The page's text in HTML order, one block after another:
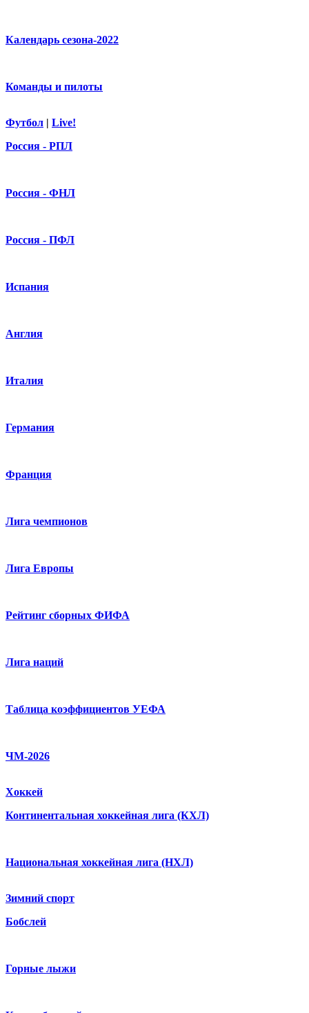
Календарь сезона-2022
Команды и пилоты
Футбол | Live!
Россия - РПЛ
Россия - ФНЛ
Россия - ПФЛ
Испания
Англия
Италия
Германия
Франция
Лига чемпионов
Лига Европы
Рейтинг сборных ФИФА
Лига наций
Таблица коэффициентов УЕФА
ЧМ-2026
Хоккей
Континентальная хоккейная лига (КХЛ)
Национальная хоккейная лига (НХЛ)
Зимний спорт
Бобслей
Горные лыжи